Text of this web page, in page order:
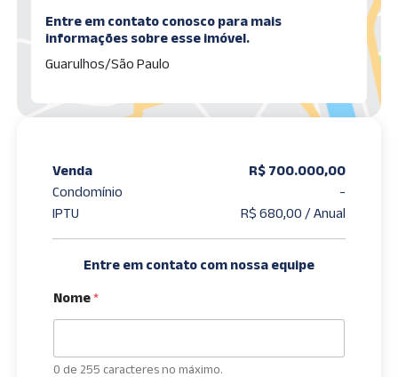
Entre em contato conosco para mais
informações sobre esse imóvel.
Guarulhos/São Paulo
Venda
R$ 700.000,00
Condomínio
-
IPTU
R$ 680,00 / Anual
Entre em contato com nossa equipe
Nome*
0 de 255 caracteres no máximo.